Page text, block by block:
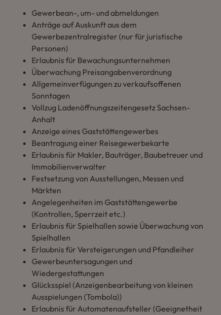
Gewerbean-, um- und abmeldungen
Anträge auf Auskunft aus dem
Gewerbezentralregister (nur für juristische
Personen)
Erlaubnis für Bewachungsunternehmen
Überwachung Preisangabenverordnung
Allgemeinverfügungen zu verkaufsoffenen
Sonntagen
Vollzug Ladenöffnungszeitengesetz Sachsen-
Anhalt
Anzeige eines Gaststättengewerbes
Beantragung einer Reisegewerbekarte
Erlaubnis für Makler, Bauträger, Baubetreuer und
Immobilienverwalter
Festsetzung von Ausstellungen, Messen und
Märkten
Angelegenheiten im Gaststättengewerbe
(Kontrollen, Sperrzeit etc.)
Erlaubnis für Spielhallen sowie Überwachung von
Spielhallen
Erlaubnis für Versteigerungen und Pfandleiher
Gewerbeuntersagungen und
Wiedergestattungen
Glücksspiel (Anzeigenbearbeitung von kleinen
Ausspielungen (Tombola))
Erlaubnis für Automatenaufsteller (Geeignetheit